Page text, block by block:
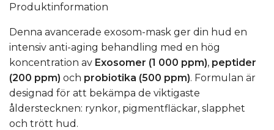
Produktinformation
Denna avancerade exosom-mask ger din hud en
intensiv anti-aging behandling med en hög
koncentration av Exosomer (1 000 ppm), peptider
(200 ppm) och probiotika (500 ppm). Formulan är
designad för att bekämpa de viktigaste
ålderstecknen: rynkor, pigmentfläckar, slapphet
och trött hud.